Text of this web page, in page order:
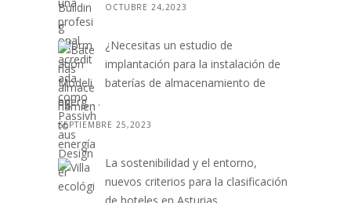
OCTUBRE 24,2023
¿Necesitas un estudio de
implantación para la instalación de
baterías de almacenamiento de
energ. . .
SEPTIEMBRE 25,2023
La sostenibilidad y el entorno,
nuevos criterios para la clasificación